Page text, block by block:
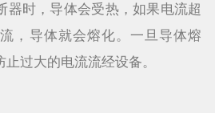
器时，导体会受热，如果电流超
，导体就会熔化。一旦导体熔
过大的电流流经设备。